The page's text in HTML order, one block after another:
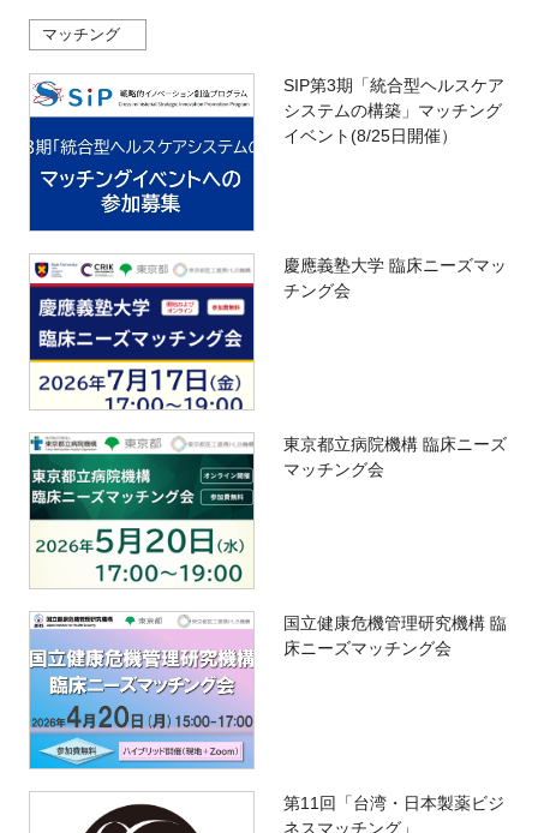
マッチング
SIP第3期「統合型ヘルスケア
システムの構築」マッチング
イベント(8/25日開催）
慶應義塾大学 臨床ニーズマッ
チング会
東京都立病院機構 臨床ニーズ
マッチング会
国立健康危機管理研究機構 臨
床ニーズマッチング会
第11回「台湾・日本製薬ビジ
ネスマッチング」